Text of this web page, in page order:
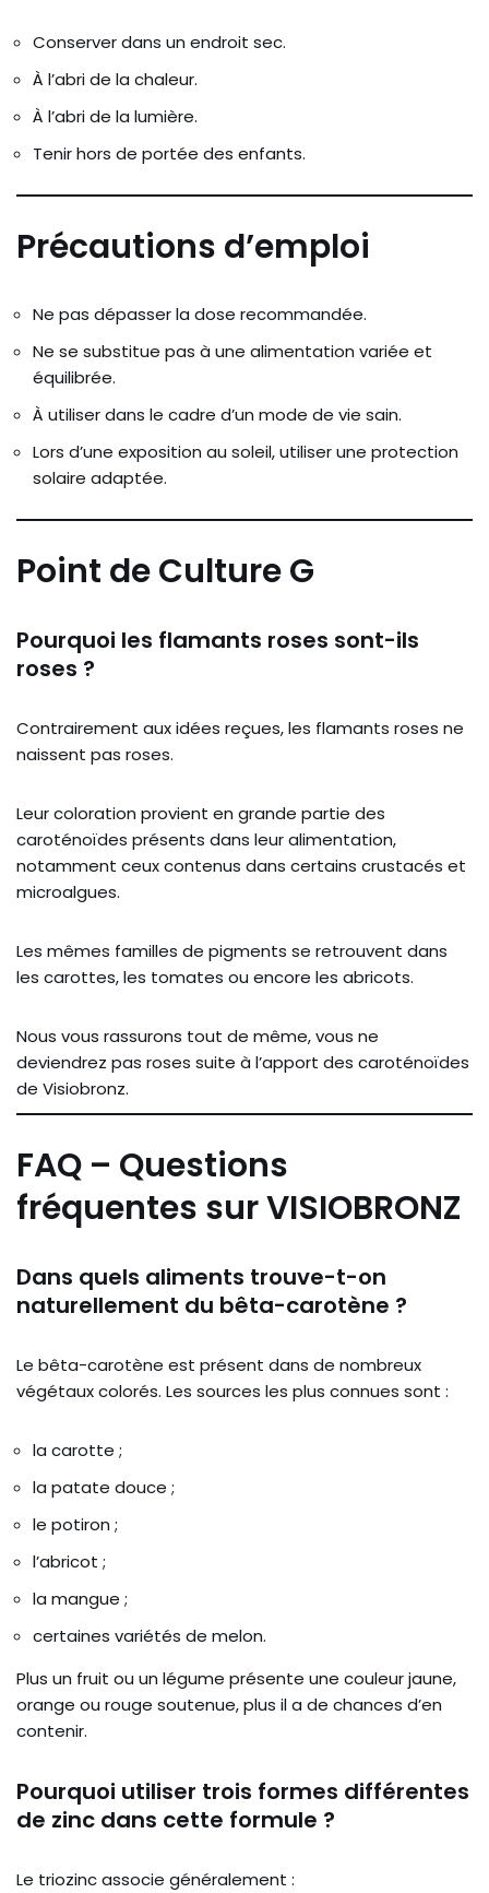
Conserver dans un endroit sec.
À l’abri de la chaleur.
À l’abri de la lumière.
Tenir hors de portée des enfants.
Précautions d’emploi
Ne pas dépasser la dose recommandée.
Ne se substitue pas à une alimentation variée et
équilibrée.
À utiliser dans le cadre d’un mode de vie sain.
Lors d’une exposition au soleil, utiliser une protection
solaire adaptée.
Point de Culture G
Pourquoi les flamants roses sont-ils
roses ?
Contrairement aux idées reçues, les flamants roses ne
naissent pas roses.
Leur coloration provient en grande partie des
caroténoïdes présents dans leur alimentation,
notamment ceux contenus dans certains crustacés et
microalgues.
Les mêmes familles de pigments se retrouvent dans
les carottes, les tomates ou encore les abricots.
Nous vous rassurons tout de même, vous ne
deviendrez pas roses suite à l’apport des caroténoïdes
de Visiobronz.
FAQ – Questions
fréquentes sur VISIOBRONZ
Dans quels aliments trouve-t-on
naturellement du bêta-carotène ?
Le bêta-carotène est présent dans de nombreux
végétaux colorés. Les sources les plus connues sont :
la carotte ;
la patate douce ;
le potiron ;
l’abricot ;
la mangue ;
certaines variétés de melon.
Plus un fruit ou un légume présente une couleur jaune,
orange ou rouge soutenue, plus il a de chances d’en
contenir.
Pourquoi utiliser trois formes différentes
de zinc dans cette formule ?
Le triozinc associe généralement :